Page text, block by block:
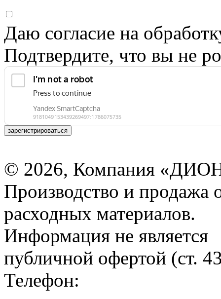
Даю согласие на
Подтвердите, что вы не
зарегистрироваться
© 2026, Компания
Производство и продажа
расходных материалов.
Информация не является
публичной офертой (ст.
Телефон: